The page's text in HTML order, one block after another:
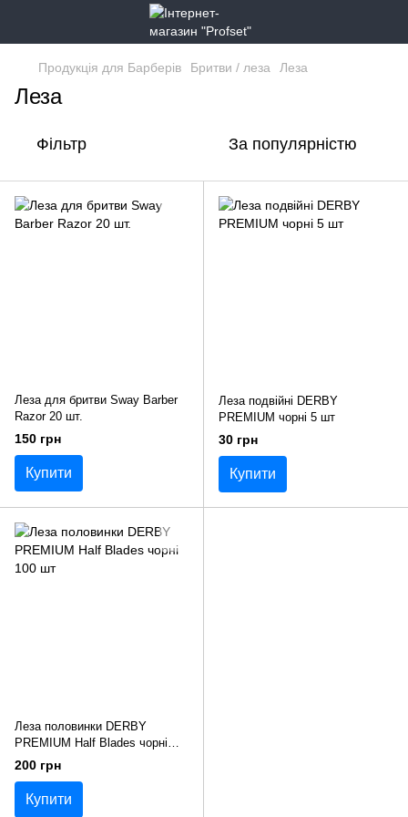
Продукція для Барберів Бритви / леза Леза
Леза
Фільтр За популярністю
Леза для бритви Sway Barber
Razor 20 шт.
150 грн
Купити
Леза подвійні DERBY
PREMIUM чорні 5 шт
30 грн
Купити
Леза половинки DERBY
PREMIUM Half Blades чорні
100 шт
200 грн
Купити